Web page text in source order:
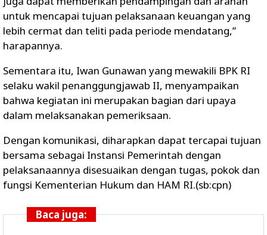
untuk mencapai tujuan pelaksanaan keuangan yang
lebih cermat dan teliti pada periode mendatang,”
harapannya.
Sementara itu, Iwan Gunawan yang mewakili BPK RI
selaku wakil penanggungjawab II, menyampaikan
bahwa kegiatan ini merupakan bagian dari upaya
dalam melaksanakan pemeriksaan.
Dengan komunikasi, diharapkan dapat tercapai tujuan
bersama sebagai Instansi Pemerintah dengan
pelaksanaannya disesuaikan dengan tugas, pokok dan
fungsi Kementerian Hukum dan HAM RI.(sb:cpn)
Baca juga: